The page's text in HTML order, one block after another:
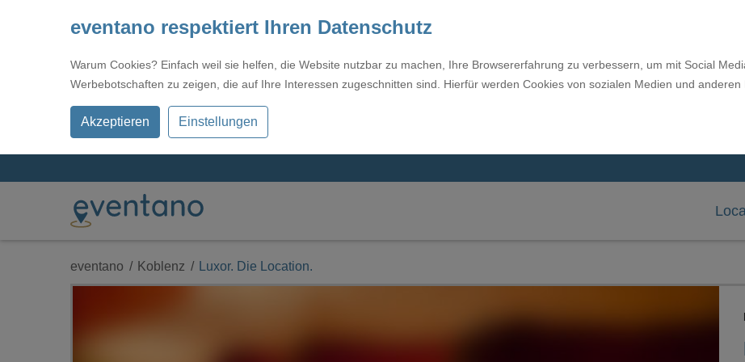
eventano respektiert Ihren Datenschutz
Warum Cookies? Einfach weil sie helfen, die Website nutzbar zu machen, Ihre Browsererfahrung zu verbessern, um mit Social
Werbebotschaften zu zeigen, die auf Ihre Interessen zugeschnitten sind. Hierfür werden Cookies von sozialen Medien und anderen
Akzeptieren Einstellungen
eventano Koblenz Luxor. Die Location.